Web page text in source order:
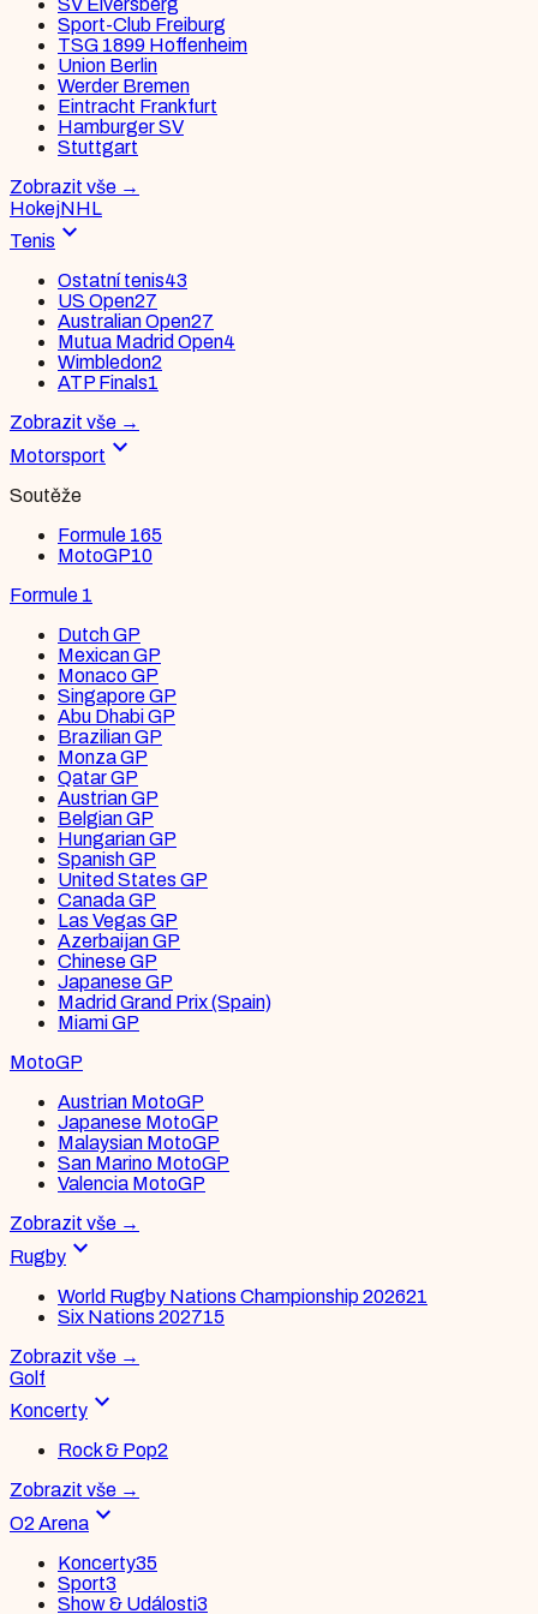
SV Elversberg
Sport-Club Freiburg
TSG 1899 Hoffenheim
Union Berlin
Werder Bremen
Eintracht Frankfurt
Hamburger SV
Stuttgart
Zobrazit vše →
HokejNHL
Tenis expand_more
Ostatní tenis43
US Open27
Australian Open27
Mutua Madrid Open4
Wimbledon2
ATP Finals1
Zobrazit vše →
Motorsport expand_more
Soutěže
Formule 165
MotoGP10
Formule 1
Dutch GP
Mexican GP
Monaco GP
Singapore GP
Abu Dhabi GP
Brazilian GP
Monza GP
Qatar GP
Austrian GP
Belgian GP
Hungarian GP
Spanish GP
United States GP
Canada GP
Las Vegas GP
Azerbaijan GP
Chinese GP
Japanese GP
Madrid Grand Prix (Spain)
Miami GP
MotoGP
Austrian MotoGP
Japanese MotoGP
Malaysian MotoGP
San Marino MotoGP
Valencia MotoGP
Zobrazit vše →
Rugby expand_more
World Rugby Nations Championship 202621
Six Nations 202715
Zobrazit vše →
Golf
Koncerty expand_more
Rock & Pop2
Zobrazit vše →
O2 Arena expand_more
Koncerty35
Sport3
Show & Události3